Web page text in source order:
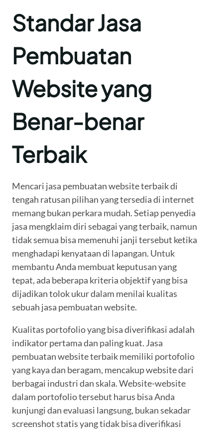
Standar Jasa
Pembuatan
Website yang
Benar-benar
Terbaik
Mencari jasa pembuatan website terbaik di
tengah ratusan pilihan yang tersedia di internet
memang bukan perkara mudah. Setiap penyedia
jasa mengklaim diri sebagai yang terbaik, namun
tidak semua bisa memenuhi janji tersebut ketika
menghadapi kenyataan di lapangan. Untuk
membantu Anda membuat keputusan yang
tepat, ada beberapa kriteria objektif yang bisa
dijadikan tolok ukur dalam menilai kualitas
sebuah jasa pembuatan website.
Kualitas portofolio yang bisa diverifikasi adalah
indikator pertama dan paling kuat. Jasa
pembuatan website terbaik memiliki portofolio
yang kaya dan beragam, mencakup website dari
berbagai industri dan skala. Website-website
dalam portofolio tersebut harus bisa Anda
kunjungi dan evaluasi langsung, bukan sekadar
screenshot statis yang tidak bisa diverifikasi